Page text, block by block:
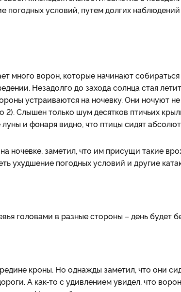
погодных условий, путем долгих
много ворон, которые начинают
Незадолго до захода солнца стая
устраиваются на ночевку. Они ночуют
Слышен только шум десятков птичьих
и фонаря видно, что птицы сидят
ночевке, заметил, что им присущи такие
ухудшение погодных условий и другие
головами в разные стороны – день будет
кроны. Но однажды заметил, что они
А как-то с удивлением увидел, что